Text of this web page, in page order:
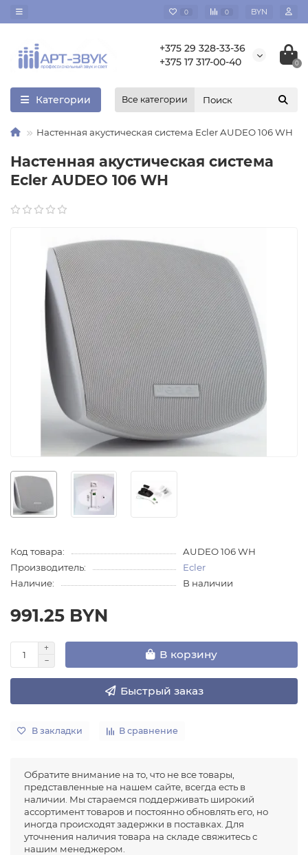
0 0 BYN
+375 29 328-33-36
+375 17 317-00-40
0
Категории Все категории
Настенная акустическая система Ecler AUDEO 106 WH
Настенная акустическая система
Ecler AUDEO 106 WH
Код товара:
AUDEO 106 WH
Производитель:
Ecler
Наличие:
В наличии
991.25 BYN
В корзину
Быстрый заказ
В закладки В сравнение
Обратите внимание на то, что не все товары,
представленные на нашем сайте, всегда есть в
наличии. Мы стараемся поддерживать широкий
ассортимент товаров и постоянно обновлять его, но
иногда происходят задержки в поставках. Для
уточнения наличия товара на складе свяжитесь с
нашим менеджером.